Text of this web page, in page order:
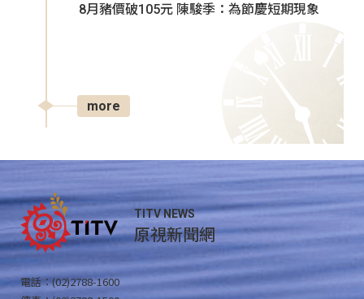
8月豬價破105元 陳駿季：為節慶短期現象
more
TITV NEWS
原視新聞網
電話：(02)2788-1600